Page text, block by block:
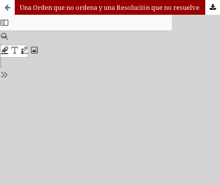
Una Orden que no ordena y una Resolución que no resuelve